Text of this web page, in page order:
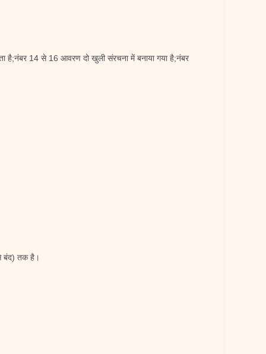
14 से 16 आवरण दो खुली संरचना में बनाया गया है;नंबर
बंद) तक है।